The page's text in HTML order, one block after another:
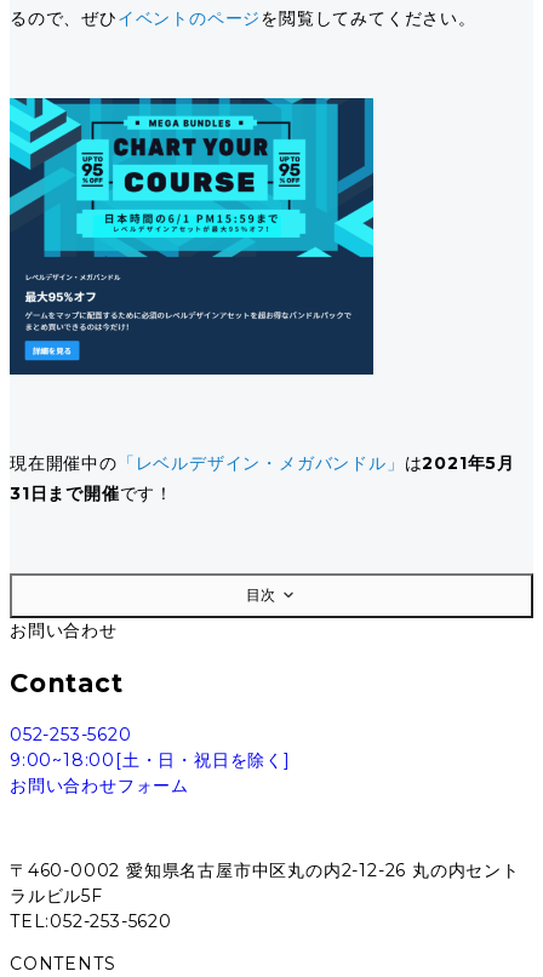
るので、ぜひイベントのページを閲覧してみてください。
現在開催中の 「レベルデザイン・メガバンドル」 は2021年5月
31日まで開催です！
目次
お問い合わせ
Contact
052-253-5620
9:00~18:00[土・日・祝日を除く]
お問い合わせフォーム
〒460-0002 愛知県名古屋市中区丸の内2-12-26 丸の内セント
ラルビル5F
TEL:052-253-5620
CONTENTS